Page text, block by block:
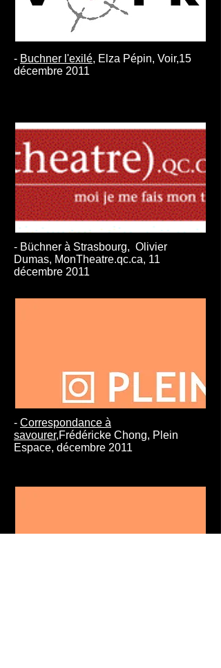
- Buchner l'exilé, Elza Pépin, Voir,15
décembre 2011
- Büchner à Strasbourg, Olivier
Dumas, MonTheatre.qc.ca, 11
décembre 2011
- Correspondance à
savourer,Frédéricke Chong, Plein
Espace, décembre 2011